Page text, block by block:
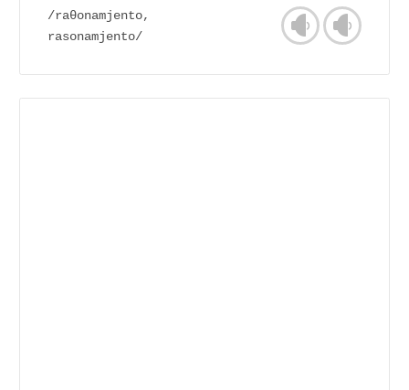
/raθonamjento,
rasonamjento/